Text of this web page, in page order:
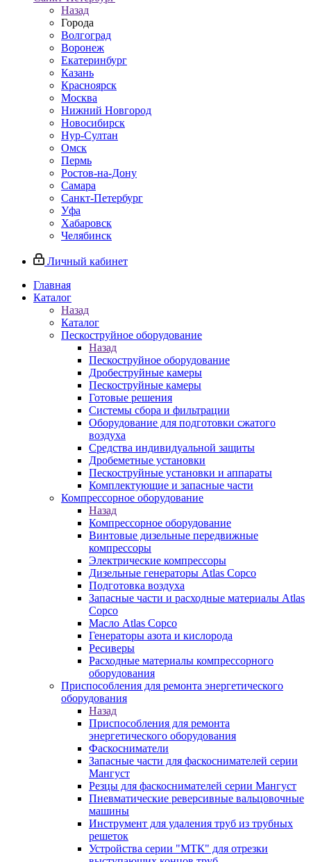
Назад
Города
Волгоград
Воронеж
Екатеринбург
Казань
Красноярск
Москва
Нижний Новгород
Новосибирск
Нур-Султан
Омск
Пермь
Ростов-на-Дону
Самара
Санкт-Петербург
Уфа
Хабаровск
Челябинск
Личный кабинет
Главная
Каталог
Назад
Каталог
Пескоструйное оборудование
Назад
Пескоструйное оборудование
Дробеструйные камеры
Пескоструйные камеры
Готовые решения
Системы сбора и фильтрации
Оборудование для подготовки сжатого
воздуха
Средства индивидуальной защиты
Дробеметные установки
Пескоструйные установки и аппараты
Комплектующие и запасные части
Компрессорное оборудование
Назад
Компрессорное оборудование
Винтовые дизельные передвижные
компрессоры
Электрические компрессоры
Дизельные генераторы Atlas Copco
Подготовка воздуха
Запасные части и расходные материалы Atlas
Copco
Масло Atlas Copco
Генераторы азота и кислорода
Ресиверы
Расходные материалы компрессорного
оборудования
Приспособления для ремонта энергетического
оборудования
Назад
Приспособления для ремонта
энергетического оборудования
Фаскосниматели
Запасные части для фаскоснимателей серии
Мангуст
Резцы для фаскоснимателей серии Мангуст
Пневматические реверсивные вальцовочные
машины
Инструмент для удаления труб из трубных
решеток
Устройства серии "МТК" для отрезки